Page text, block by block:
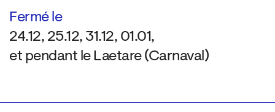
Fermé le
24.12, 25.12, 31.12, 01.01,
et pendant le Laetare (Carnaval)